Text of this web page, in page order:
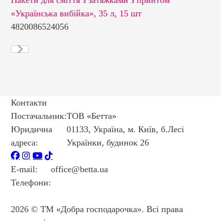
«Українська вибійка», 35 л, 15 шт
4820086524056
Контакти
Постачальник:ТОВ «Бетта»
Юридична
адреса:
01133, Україна, м. Київ, б.Лесі
Українки, будинок 26
E-mail:
office@betta.ua
Телефони:
2026 © ТМ «Добра господарочка». Всі права